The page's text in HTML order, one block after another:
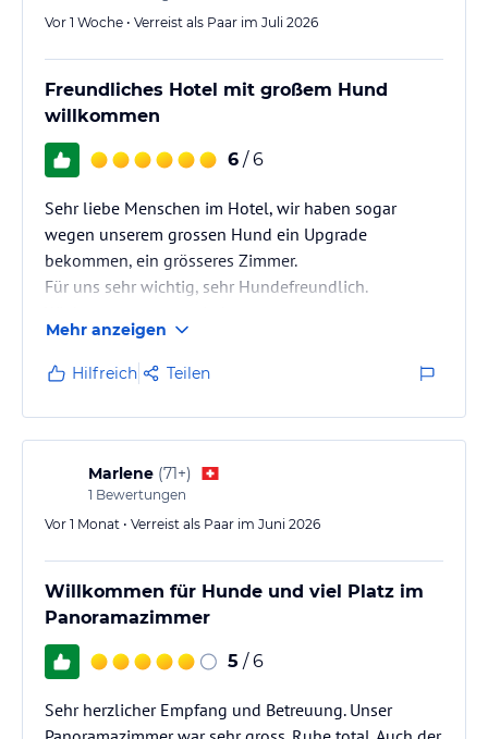
Vor 1 Woche • Verreist als Paar im Juli 2026
Freundliches Hotel mit großem Hund
willkommen
6 / 6
Sehr liebe Menschen im Hotel, wir haben sogar
wegen unserem grossen Hund ein Upgrade
bekommen, ein grösseres Zimmer.
Für uns sehr wichtig, sehr Hundefreundlich.
Mehr anzeigen
Hilfreich Teilen
Marlene (71+)
1 Bewertungen
Vor 1 Monat • Verreist als Paar im Juni 2026
Willkommen für Hunde und viel Platz im
Panoramazimmer
5 / 6
Sehr herzlicher Empfang und Betreuung. Unser